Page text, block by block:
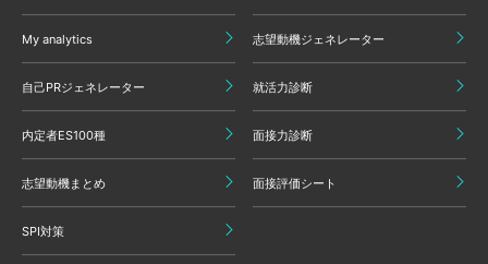
My analytics 志望動機ジェネレーター
自己PRジェネレーター 就活力診断
内定者ES100種 面接力診断
志望動機まとめ 面接評価シート
SPI対策